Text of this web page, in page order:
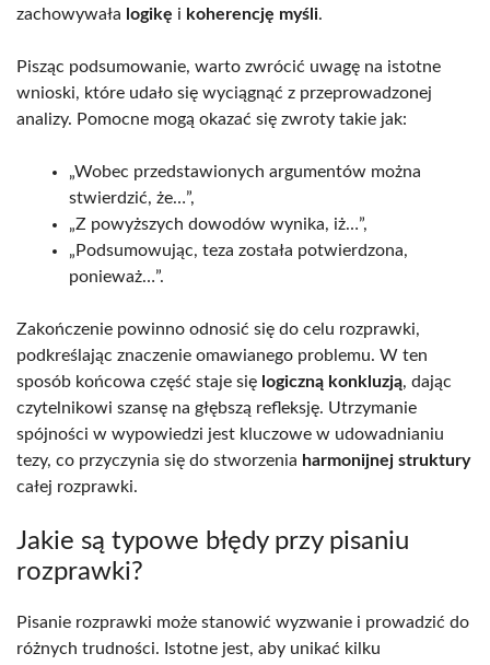
zachowywała logikę i koherencję myśli.
Pisząc podsumowanie, warto zwrócić uwagę na istotne
wnioski, które udało się wyciągnąć z przeprowadzonej
analizy. Pomocne mogą okazać się zwroty takie jak:
„Wobec przedstawionych argumentów można
stwierdzić, że…”,
„Z powyższych dowodów wynika, iż…”,
„Podsumowując, teza została potwierdzona,
ponieważ…”.
Zakończenie powinno odnosić się do celu rozprawki,
podkreślając znaczenie omawianego problemu. W ten
sposób końcowa część staje się logiczną konkluzją, dając
czytelnikowi szansę na głębszą refleksję. Utrzymanie
spójności w wypowiedzi jest kluczowe w udowadnianiu
tezy, co przyczynia się do stworzenia harmonijnej struktury
całej rozprawki.
Jakie są typowe błędy przy pisaniu
rozprawki?
Pisanie rozprawki może stanowić wyzwanie i prowadzić do
różnych trudności. Istotne jest, aby unikać kilku